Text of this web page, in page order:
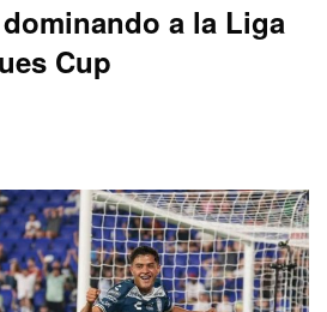
a la Liga
Cup